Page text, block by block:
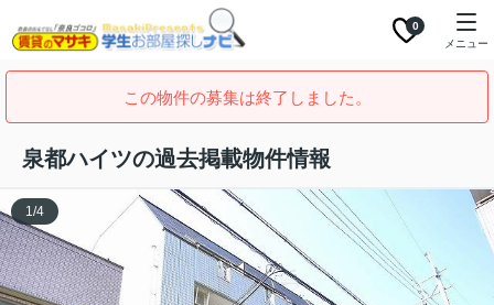
0
メニュー
この物件の募集は終了しました。
泉都ハイツの過去掲載物件情報
1/4